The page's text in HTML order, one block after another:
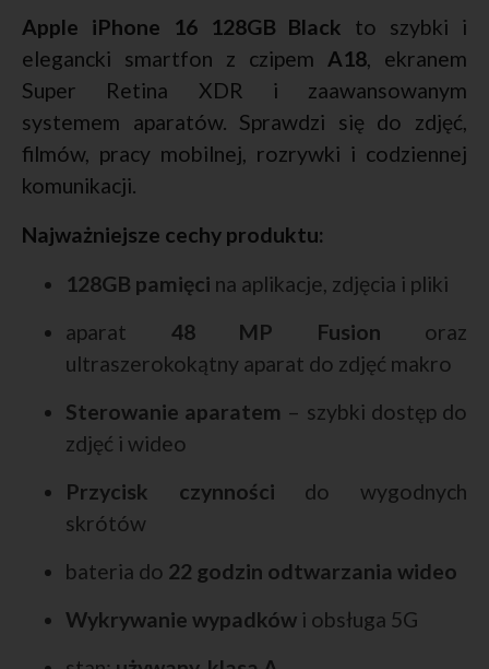
Apple iPhone 16 128GB Black to szybki i
elegancki smartfon z czipem A18, ekranem
Super Retina XDR i zaawansowanym
systemem aparatów. Sprawdzi się do zdjęć,
filmów, pracy mobilnej, rozrywki i codziennej
komunikacji.
Najważniejsze cechy produktu:
128GB pamięci na aplikacje, zdjęcia i pliki
aparat 48 MP Fusion oraz
ultraszerokokątny aparat do zdjęć makro
Sterowanie aparatem – szybki dostęp do
zdjęć i wideo
Przycisk czynności do wygodnych
skrótów
bateria do 22 godzin odtwarzania wideo
Wykrywanie wypadków i obsługa 5G